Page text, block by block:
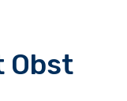
Obst